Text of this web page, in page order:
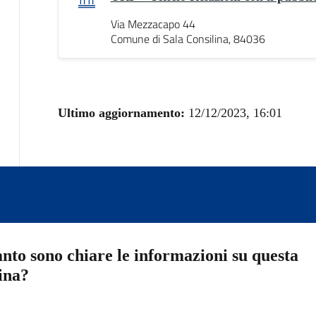
Via Mezzacapo 44
Comune di Sala Consilina, 84036
Ultimo aggiornamento: 12/12/2023, 16:01
sono chiare le informazioni su questa